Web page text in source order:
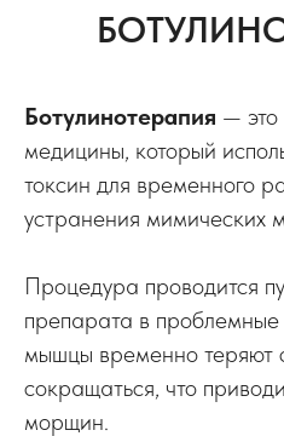
Ботулинотерапия — это
медицины, который
токсин для временного
устранения мимических
Процедура проводится
препарата в проблемные
мышцы временно теряют
сокращаться, что
морщин.